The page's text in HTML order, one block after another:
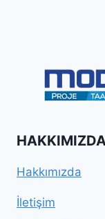
Hakkımızda
İletişim